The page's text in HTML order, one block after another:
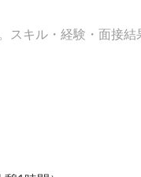
スキル・経験・面接結